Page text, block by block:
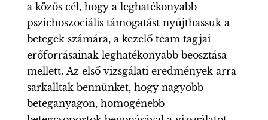
a közös cél, hogy a leghatékonyabb
pszichoszociális támogatást nyújthassuk a
betegek számára, a kezelő team tagjai
erőforrásainak leghatékonyabb beosztása
mellett. Az első vizsgálati eredmények arra
sarkalltak bennünket, hogy nagyobb
beteganyagon, homogénebb